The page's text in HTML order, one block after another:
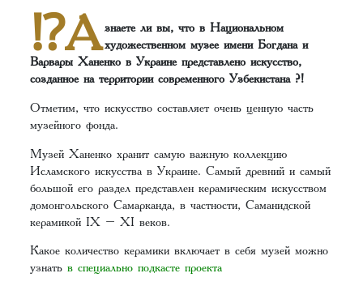
⁉️А знаете ли вы, что в Национальном
художественном музее имени Богдана и
Варвары Ханенко в Украине представлено искусство,
созданное на территории современного Узбекистана ?!
Отметим, что искусство составляет очень ценную часть
музейного фонда.
Музей Ханенко хранит самую важную коллекцию
Исламского искусства в Украине. Самый древний и самый
большой его раздел представлен керамическим искусством
домонгольского Самарканда, в частности, Саманидской
керамикой IX – XI веков.
Какое количество керамики включает в себя музей можно
узнатьв специально подкасте проекта